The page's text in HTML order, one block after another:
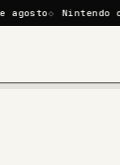
Nintendo confirma